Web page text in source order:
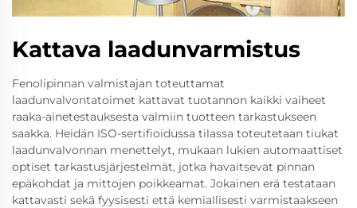
Kattava laadunvarmistus
Fenolipinnan valmistajan toteuttamat
laadunvalvontatoimet kattavat tuotannon kaikki vaiheet
raaka-ainetestauksesta valmiin tuotteen tarkastukseen
saakka. Heidän ISO-sertifioidussa tilassa toteutetaan tiukat
laadunvalvonnan menettelyt, mukaan lukien automaattiset
optiset tarkastusjärjestelmät, jotka havaitsevat pinnan
epäkohdat ja mittojen poikkeamat. Jokainen erä testataan
kattavasti sekä fyysisesti että kemiallisesti varmistaakseen